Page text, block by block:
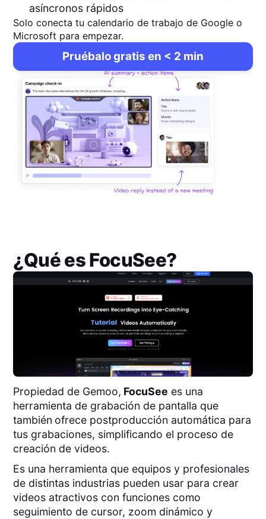
asíncronos rápidos
Solo conecta tu calendario de trabajo de Google o
Microsoft para empezar.
Pruébalo gratis en < 2 min
¿Qué esFocuSee?
Propiedad de Gemoo, FocuSee es una
herramienta de grabación de pantalla que
también ofrece postproducción automática para
tus grabaciones, simplificando el proceso de
creación de videos.
Es una herramienta que equipos y profesionales
de distintas industrias pueden usar para crear
videos atractivos con funciones como
seguimiento de cursor, zoom dinámico y